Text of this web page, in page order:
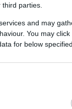
parties.
and may
You may
for below
ο άτυχος
και ο
πρωτάθλημα,
του